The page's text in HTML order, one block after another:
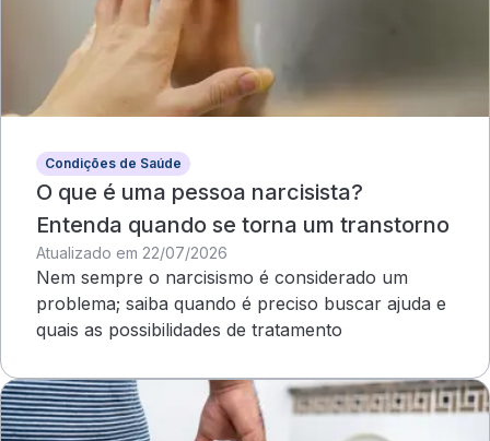
Condições de Saúde
O que é uma pessoa narcisista?
Entenda quando se torna um transtorno
Atualizado em 22/07/2026
Nem sempre o narcisismo é considerado um
problema; saiba quando é preciso buscar ajuda e
quais as possibilidades de tratamento